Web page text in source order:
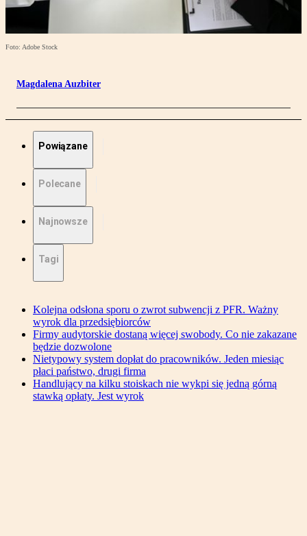
Foto: Adobe Stock
Magdalena Auzbiter
Powiązane
Polecane
Najnowsze
Tagi
Kolejna odsłona sporu o zwrot subwencji z PFR. Ważny
wyrok dla przedsiębiorców
Firmy audytorskie dostaną więcej swobody. Co nie zakazane
będzie dozwolone
Nietypowy system dopłat do pracowników. Jeden miesiąc
płaci państwo, drugi firma
Handlujący na kilku stoiskach nie wykpi się jedną górną
stawką opłaty. Jest wyrok